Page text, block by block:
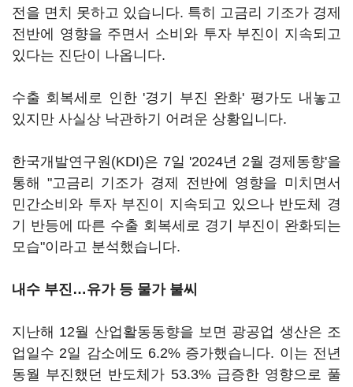
전을 면치 못하고 있습니다. 특히 고금리 기조가 경제
전반에 영향을 주면서 소비와 투자 부진이 지속되고
있다는 진단이 나옵니다.
수출 회복세로 인한 '경기 부진 완화' 평가도 내놓고
있지만 사실상 낙관하기 어려운 상황입니다.
한국개발연구원(KDI)은 7일 '2024년 2월 경제동향'을
통해 "고금리 기조가 경제 전반에 영향을 미치면서
민간소비와 투자 부진이 지속되고 있으나 반도체 경
기 반등에 따른 수출 회복세로 경기 부진이 완화되는
모습"이라고 분석했습니다.
내수 부진…유가 등 물가 불씨
지난해 12월 산업활동동향을 보면 광공업 생산은 조
업일수 2일 감소에도 6.2% 증가했습니다. 이는 전년
동월 부진했던 반도체가 53.3% 급증한 영향으로 풀